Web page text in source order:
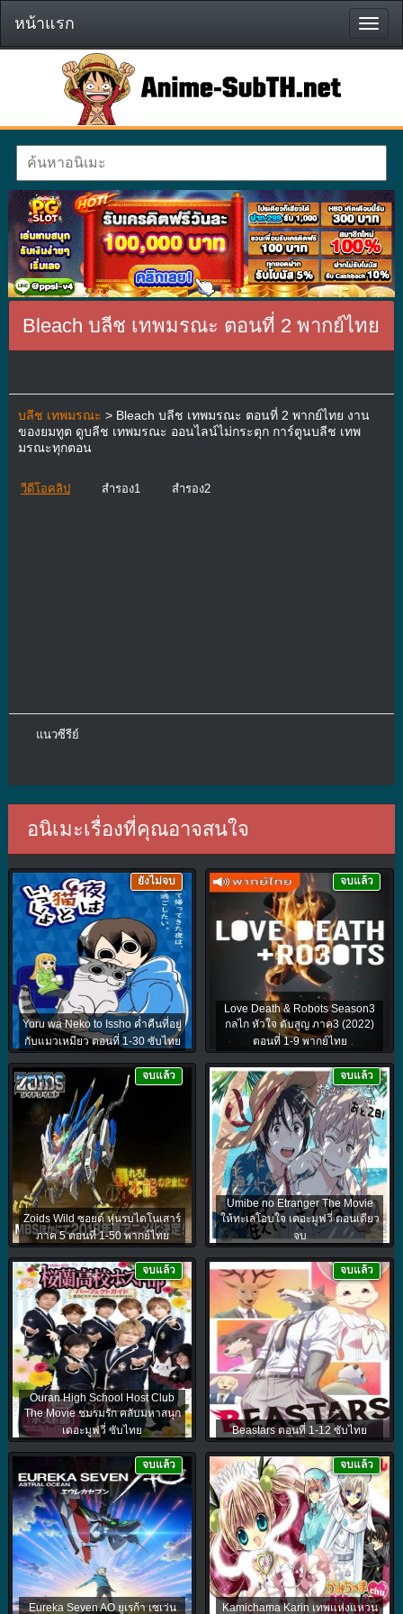
หน้า
แรก
หน้าแรก
Bleach บลีช เทพมรณะ ตอนที่ 2 พากย์ไทย
บลีช เทพมรณะ > Bleach บลีช เทพมรณะ ตอนที่ 2 พากย์ไทย งาน
ของยมทูต ดูบลีช เทพมรณะ ออนไลน์ไม่กระตุก การ์ตูนบลีช เทพ
มรณะทุกตอน
วีดีโอคลิป สำรอง1 สำรอง2
แนวซีรีย์
อนิเมะเรื่องที่คุณอาจสนใจ
Yoru wa Neko to Issho ค่ำคืนที่อยู่
กับแมวเหมียว ตอนที่ 1-30 ซับไทย
ยังไม่จบ
Love Death & Robots Season3
กลไก หัวใจ ดับสูญ ภาค3 (2022)
ตอนที่ 1-9 พากย์ไทย
จบแล้ว
Zoids Wild ซอยด์ หุ่นรบไดโนเสาร์
ภาค 5 ตอนที่ 1-50 พากย์ไทย
จบแล้ว
Umibe no Etranger The Movie
ให้ทะเลโอบใจ เดอะมูฟวี่ ตอนเดียว
จบ
จบแล้ว
Ouran High School Host Club
The Movie ชมรมรัก คลับมหาสนุก
เดอะมูฟวี่ ซับไทย
จบแล้ว
Beastars ตอนที่ 1-12 ซับไทย
จบแล้ว
Eureka Seven AO ยูเรก้า เซเว่น
จบแล้ว
Kamichama Karin เทพแห่งแหวน
จบแล้ว